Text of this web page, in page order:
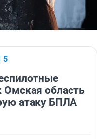
5
Омская область
атаку БПЛА